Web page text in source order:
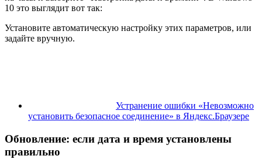
10 это выглядит вот так:
Установите автоматическую настройку этих параметров, или
задайте вручную.
Устранение ошибки «Невозможно
установить безопасное соединение» в Яндекс.Браузере
Обновление: если дата и время установлены
правильно